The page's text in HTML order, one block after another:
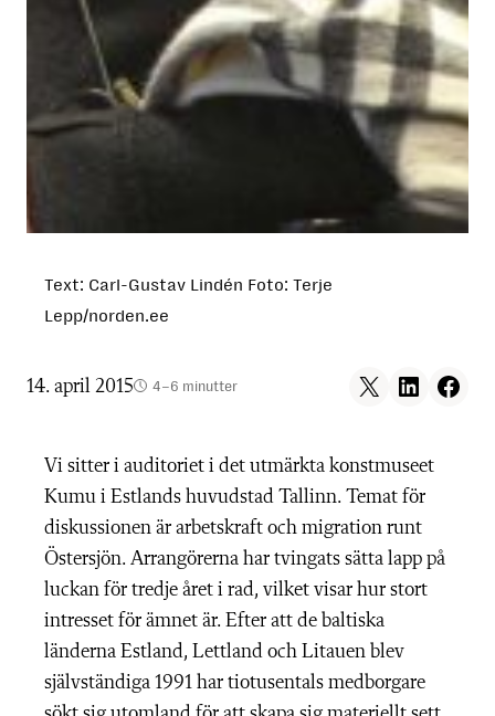
Text: Carl-Gustav Lindén Foto: Terje
Lepp/norden.ee
14. april 2015 4–6 minutter Share on X Share on LinkedIn
Share on
Vi sitter i auditoriet i det utmärkta konstmuseet
Kumu i Estlands huvudstad Tallinn. Temat för
diskussionen är arbetskraft och migration runt
Östersjön. Arrangörerna har tvingats sätta lapp på
luckan för tredje året i rad, vilket visar hur stort
intresset för ämnet är. Efter att de baltiska
länderna Estland, Lettland och Litauen blev
självständiga 1991 har tiotusentals medborgare